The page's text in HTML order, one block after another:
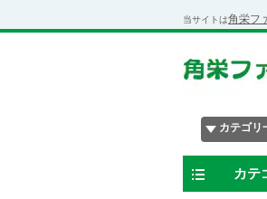
当サイトは角栄フ
カテゴリ
カテ